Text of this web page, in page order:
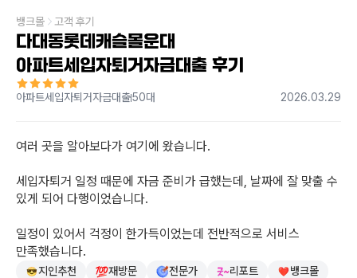
뱅크몰 고객 후기
다대동롯데캐슬몰운대
아파트세입자퇴거자금대출 후기
아파트세입자퇴거자금대출50대 2026.03.29
여러 곳을 알아보다가 여기에 왔습니다.
세입자퇴거 일정 때문에 자금 준비가 급했는데, 날짜에 잘 맞출 수
있게 되어 다행이었습니다.
일정이 있어서 걱정이 한가득이었는데 전반적으로 서비스
만족했습니다.
지인추천 재방문 전문가 리포트
뱅크몰